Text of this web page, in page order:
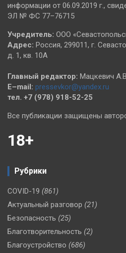
информации от 06.09.2019 г.,
ЭЛ № ФС 77–76715
Учредитель: ООО
Адрес: Россия, 299011, г.
д. 1, кв. 10А
Главный редактор: Мацкевич
E–mail: pressevkor@yandex.ru
тел. +7 (978) 918-52-25
Все публикации защищены
18+
Рубрики
COVID-19 (861)
Актуальный разговор (21)
Безопасность (25)
Благотворительность (2)
Благоустройство (686)